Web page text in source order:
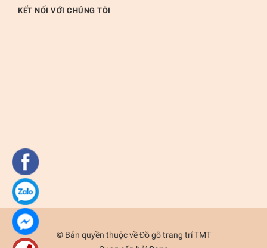
KẾT NỐI VỚI CHÚNG TÔI
© Bản quyền thuộc vềĐồ gỗ trang trí TMT